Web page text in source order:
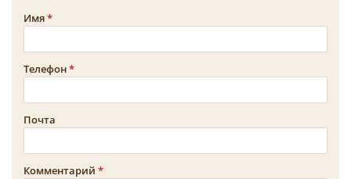
Имя
Телефон
Почта
Комментарий